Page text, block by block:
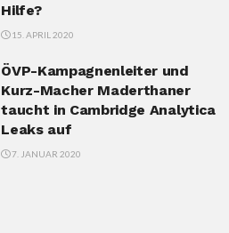
Hilfe?
15. APRIL 2020
ÖVP-Kampagnenleiter und
Kurz-Macher Maderthaner
taucht in Cambridge Analytica
Leaks auf
7. JANUAR 2020